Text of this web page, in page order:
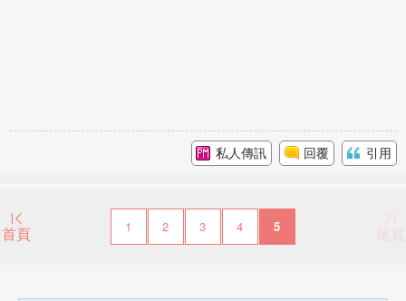
私人傳訊 回覆 引用
首頁 1 2 3 4 5 尾頁